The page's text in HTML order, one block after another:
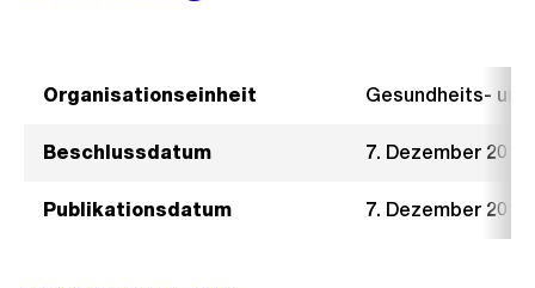
Organisationseinheit Gesundheits-
Beschlussdatum 7. Dezember 2011
Publikationsdatum 7. Dezember 2011